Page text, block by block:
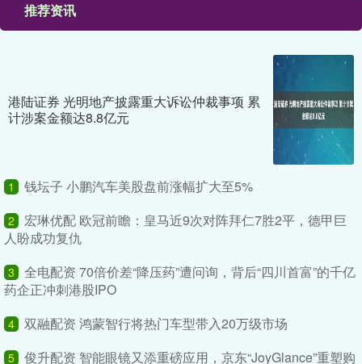
推荐资讯
港陆证券 光明地产披露重大诉讼仲裁事项 累
计涉案金额达8.8亿元
1 钱坛子 小鹏汽车美股盘前涨幅扩大至5%
2
宏琳优配 欧冠前瞻：皇马近9次对阵拜仁7胜2平，德甲巨
人盼成功复仇
3
全电配资 70倍价差“降压药”遭问询，背后“四川首富”的千亿
药企正冲刺港股IPO
4 双融配资 鸿蒙智行将热门车型带入20万级市场
5 俊升配资 智能眼镜又添重磅应用，京东“JoyGlance”重塑购